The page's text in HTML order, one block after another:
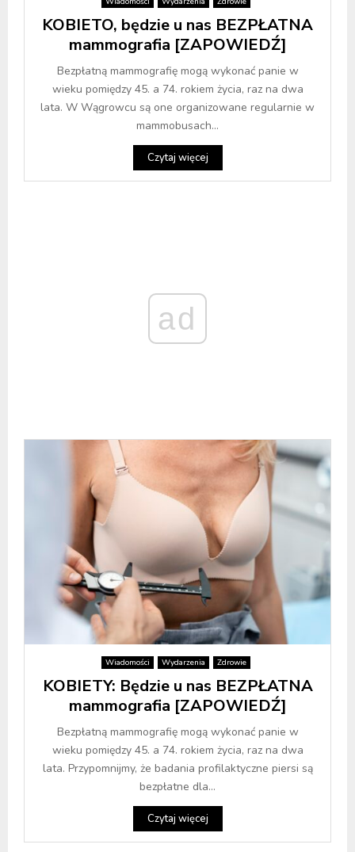
KOBIETO, będzie u nas BEZPŁATNA
mammografia [ZAPOWIEDŹ]
Bezpłatną mammografię mogą wykonać panie w
wieku pomiędzy 45. a 74. rokiem życia, raz na dwa
lata. W Wągrowcu są one organizowane regularnie w
mammobusach...
Czytaj więcej
ad
Wiadomości Wydarzenia Zdrowie
KOBIETY: Będzie u nas BEZPŁATNA
mammografia [ZAPOWIEDŹ]
Bezpłatną mammografię mogą wykonać panie w
wieku pomiędzy 45. a 74. rokiem życia, raz na dwa
lata. Przypomnijmy, że badania profilaktyczne piersi są
bezpłatne dla...
Czytaj więcej